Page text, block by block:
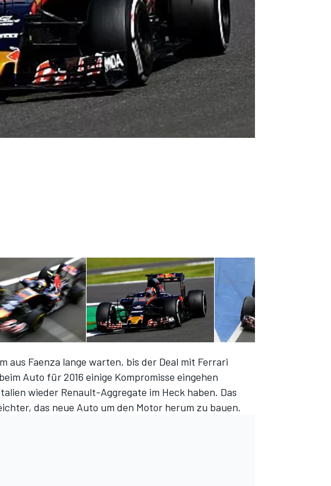
aus Faenza lange warten, bis der Deal mit Ferrari
Auto für 2016 einige Kompromisse eingehen
wieder Renault-Aggregate im Heck haben. Das
das neue Auto um den Motor herum zu bauen.